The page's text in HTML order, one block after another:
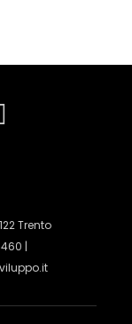
Trento
|